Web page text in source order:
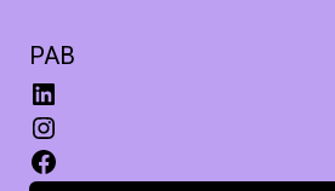
PAB